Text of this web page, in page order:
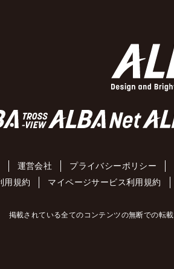
運営会社 プライバシーポリシー
用規約
マイページサービス利用規約
掲載されている全てのコンテンツの無断での転